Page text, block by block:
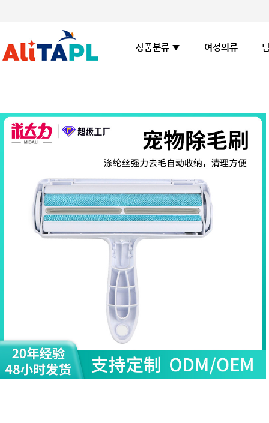
상품분류 ▼ 여성의류